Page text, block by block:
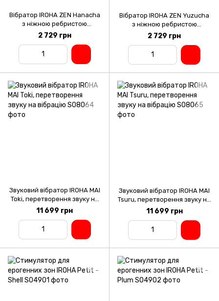
Вібратор IROHA ZEN Hanacha
з ніжною ребристою
поверхнею
2 729 грн
Вібратор IROHA ZEN Yuzucha
з ніжною ребристою
поверхнею
2 729 грн
Звуковий вібратор IROHA MAI
Toki, перетворення звуку на
вібрацію
11 699 грн
Звуковий вібратор IROHA MAI
Tsuru, перетворення звуку на
вібрацію
11 699 грн